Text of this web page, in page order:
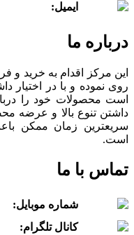
ایمیل:
درباره ما
این مرکز اقدام به خرید
روی نموده و با در اختیار
است محصولات خود را
داشتن تنوع بالا و عرضه
سریعترین زمان ممکن
است.
تماس با ما
شماره موبایل:
کانال تلگرام: